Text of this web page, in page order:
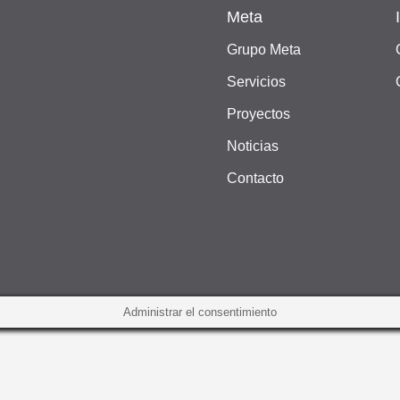
Meta
Grupo Meta
Servicios
Proyectos
Noticias
Contacto
Administrar el consentimiento